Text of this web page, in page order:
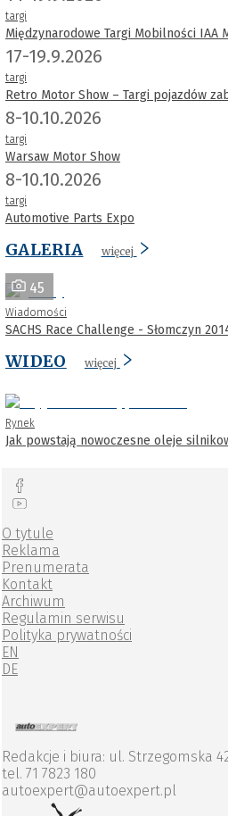
targi
Międzynarodowe Targi Mobilności IAA
17-19.9.2026
targi
Retro Motor Show – Targi pojazdów
8-10.10.2026
targi
Warsaw Motor Show
8-10.10.2026
targi
Automotive Parts Expo
GALERIA więcej
45
Wiadomości
SACHS Race Challenge - Słomczyn
WIDEO więcej
Rynek
Jak powstają nowoczesne oleje
O tytule
Reklama
Prenumerata
Kontakt
Archiwum
Regulamin serwisu
Polityka prywatności
EN
DE
Redakcje i biura: ul. Strzegomska
tel. 71 7823 180
autoexpert@autoexpert.pl